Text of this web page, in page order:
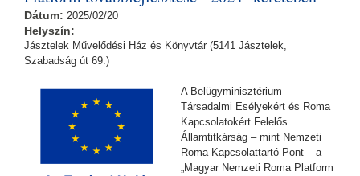
Dátum: 2025/02/20
Helyszín:
Jásztelek Művelődési Ház és Könyvtár (5141 Jásztelek,
Szabadság út 69.)
A Belügyminisztérium
Társadalmi Esélyekért és Roma
Kapcsolatokért Felelős
Államtitkárság – mint Nemzeti
Roma Kapcsolattartó Pont – a
„Magyar Nemzeti Roma Platform